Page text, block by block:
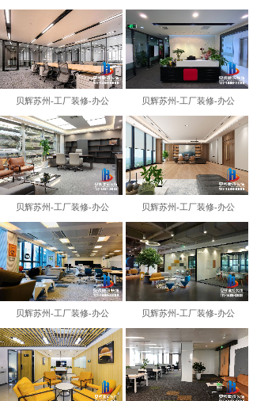
贝辉苏州-工厂装修-办公 贝辉苏州-工厂装修-办公
贝辉苏州-工厂装修-办公 贝辉苏州-工厂装修-办公
贝辉苏州-工厂装修-办公 贝辉苏州-工厂装修-办公